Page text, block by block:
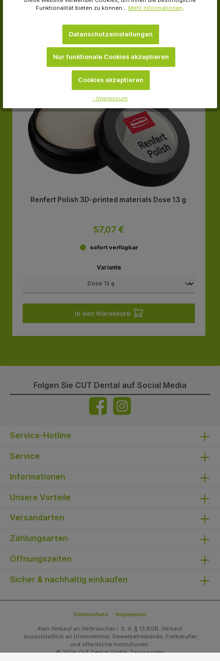
-21.8 %
Renfert Polish 3D-printed materials Dose 13 g
57,07 €
sofort verfügbar
Variante
In den Warenkorb
Folgen Sie CUT Dental auf Social Media
Service-Hotline
Service
Informationen
Unsere Vorteile
Versandarten
Zahlungsarten
Öffnungszeiten
Sicher & nachhaltig einkaufen
Datenschutz Impressum
Kein Verkauf an Verbraucher i. S. d. § 13 BGB. Verkauf
ausschließlich an Unternehmer, Gewerbetreibende, Freiberufler
und öffentliche Institutionen.
© 2026 CUT Dental GmbH, Taunusstein
Funktionalität bieten zu können... Mehr Informationen.
Datenschutzeinstellungen
Nur funktionale Cookies akzeptieren
Cookies akzeptieren
- Impressum